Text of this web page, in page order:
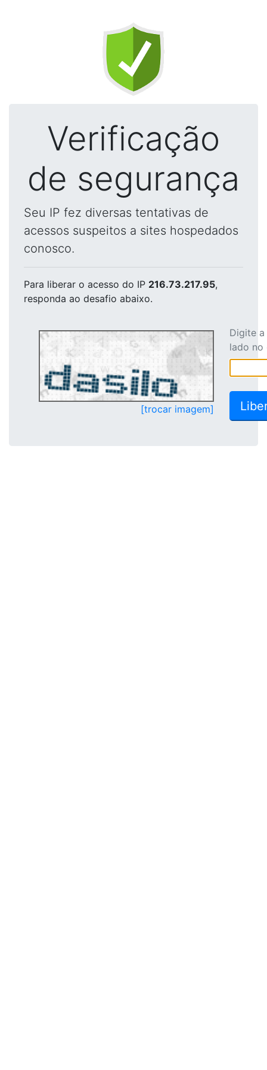
Verificação
de segurança
Seu IP fez diversas tentativas de
acessos suspeitos a sites hospedados
conosco.
Para liberar o acesso do IP 216.73.217.95,
responda ao desafio abaixo.
[trocar imagem]
Digite
lado no